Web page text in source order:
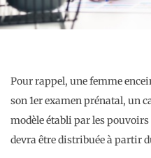
Pour rappel, une femme
son 1er examen prénatal, un
modèle établi par les
devra être distribuée à partir